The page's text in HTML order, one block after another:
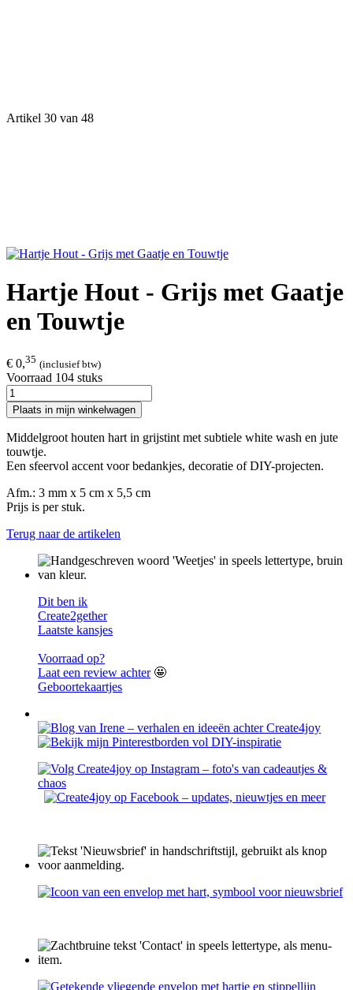
Artikel 30 van 48
Hartje Hout - Grijs met Gaatje
en Touwtje
€ 0,35 (inclusief btw)
Voorraad 104 stuks
Plaats in mijn winkelwagen
Middelgroot houten hart in grijstint met subtiele white wash en jute
touwtje.
Een sfeervol accent voor bedankjes, decoratie of DIY-projecten.
Afm.: 3 mm x 5 cm x 5,5 cm
Prijs is per stuk.
Terug naar de artikelen
Dit ben ik
Create2gether
Laatste kansjes
Voorraad op?
Laat een review achter🤩
Geboortekaartjes